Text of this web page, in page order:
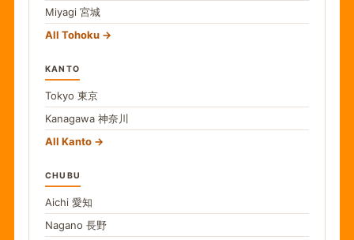
Miyagi 宮城
All Tohoku
KANTO
Tokyo 東京
Kanagawa 神奈川
All Kanto
CHUBU
Aichi 愛知
Nagano 長野